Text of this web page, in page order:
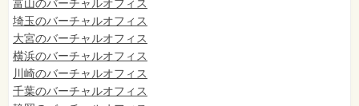
富山のバーチャルオフィス
埼玉のバーチャルオフィス
大宮のバーチャルオフィス
横浜のバーチャルオフィス
川崎のバーチャルオフィス
千葉のバーチャルオフィス